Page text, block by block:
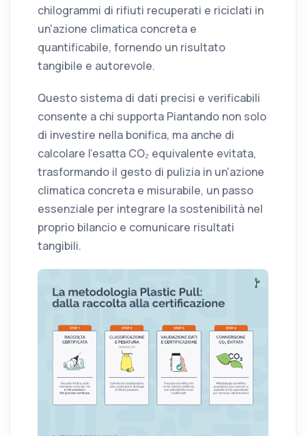
chilogrammi di rifiuti recuperati e riciclati in
un'azione climatica concreta e
quantificabile, fornendo un risultato
tangibile e autorevole.
Questo sistema di dati precisi e verificabili
consente a chi supporta Piantando non solo
di investire nella bonifica, ma anche di
calcolare l'esatta CO₂ equivalente evitata,
trasformando il gesto di pulizia in un'azione
climatica concreta e misurabile, un passo
essenziale per integrare la sostenibilità nel
proprio bilancio e comunicare risultati
tangibili.